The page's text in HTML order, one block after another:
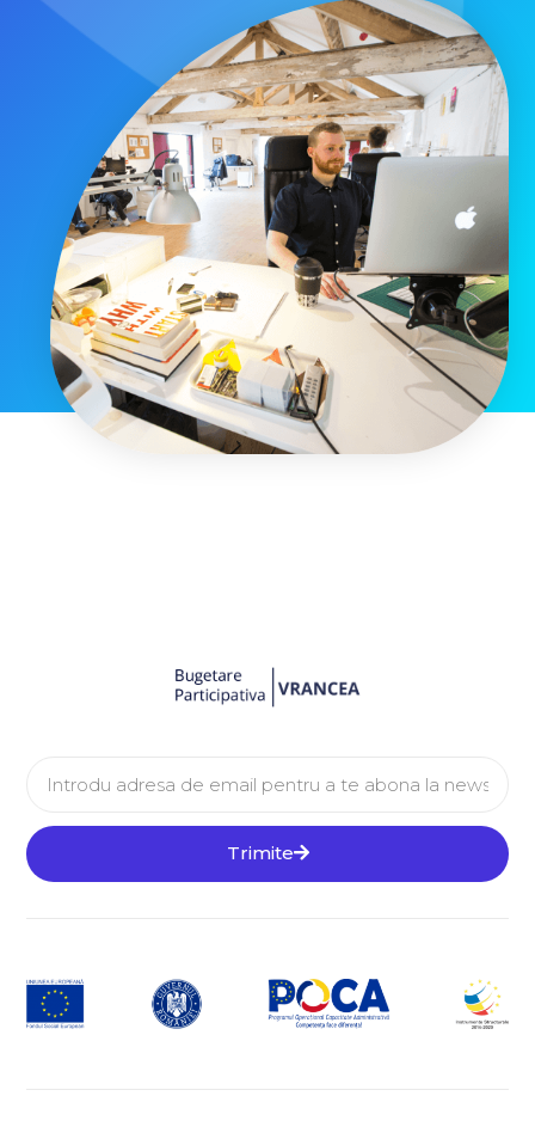
Trimite